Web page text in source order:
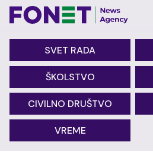
SVET RADA
ŠKOLSTVO
CIVILNO DRUŠTVO
VREME